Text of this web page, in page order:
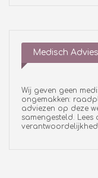
Medisch Advies
Wij geven geen
ongemakken:
adviezen op deze
samengesteld. Lees